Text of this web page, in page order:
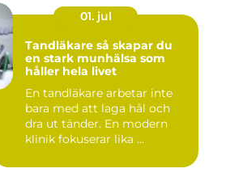
01. jul
Tandläkare så skapar du
en stark munhälsa som
håller hela livet
En tandläkare arbetar inte
bara med att laga hål och
dra ut tänder. En modern
klinik fokuserar lika ...